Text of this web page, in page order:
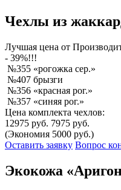
Чехлы из
Лучшая цена от
- 39%!!!
№355 «рогожка сер.»
№407 брызги
№356 «красная рог.»
№357 «синяя рог.»
Цена комплекта чехлов:
12975 руб. 7975 руб.
(Экономия 5000 руб.)
Оставить заявку Вопрос
Экокожа